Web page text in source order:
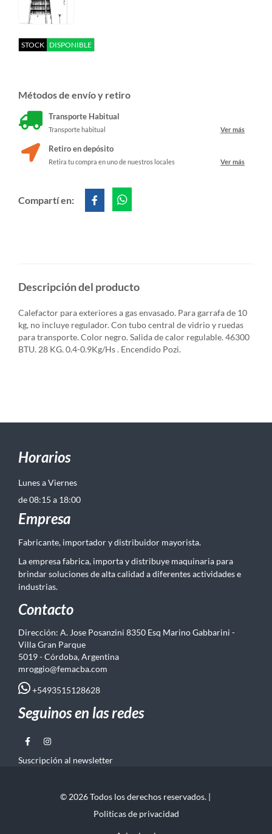
STOCK DISPONIBLE
Métodos de envío y retiro
Transporte Habitual
Transporte habitual Ver más
Retiro en depósito
Retira tu compra en uno de nuestros locales Ver más
Compartí en:
Descripción del producto
Calefactor para exteriores a gas envasado. Para garrafa de 10
kg, no incluye regulador. Con tubo central de vidrio y ruedas
para transporte. Color negro. Salida de calor regulable. 46300
BTU. 28 KG. 0.4-0.9Kg/Hs . Encendido Pozi.
Horarios
Lunes a Viernes
de 08:15 a 18:00
Empresa
Fabricante, importador y distribuidor mayorista.
La empresa fabrica, importa y distribuye maquinaria para
brindar soluciones de alta calidad a diferentes actividades e
industrias.
Contacto
Dirección: A. Jose Posanzini 8350 Esq Marino Gabbarini -
Villa Gran Parque
5019 - Córdoba, Argentina
mroggio@femacba.com
+5493515128628
Seguinos en las redes
Suscripción al newsletter
© 2026 Todos los derechos reservados. |
Politicas de privacidad